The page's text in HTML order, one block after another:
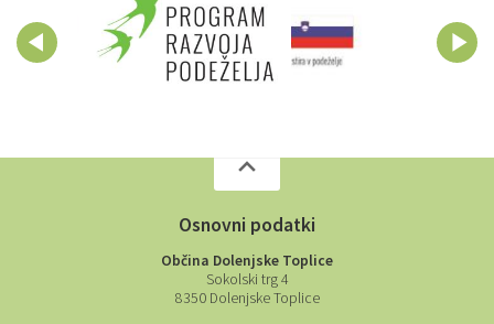
Osnovni podatki
Občina Dolenjske Toplice
Sokolski trg 4
8350 Dolenjske Toplice